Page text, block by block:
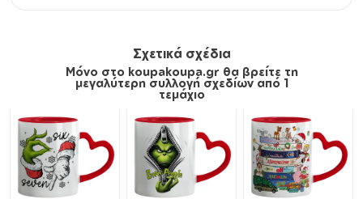
Σχετικά σχέδια
Μόνο στο koupakoupa.gr θα βρείτε τη
μεγαλύτερη συλλογή σχεδίων από 1
τεμάχιο